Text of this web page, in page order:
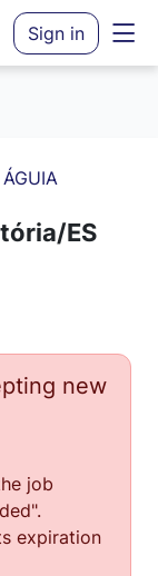
Sign in
ES
new
job
expiration